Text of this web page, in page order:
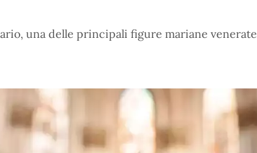
una delle principali figure mariane venerate